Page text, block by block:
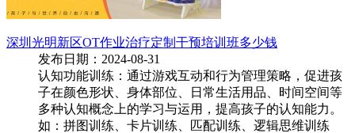
深圳光明新区OT作业治疗定制干预培训班多少钱
发布日期：2024-08-31
认知功能训练：通过游戏互动和行为管理策略，促进孩
子在颜色形状、身体部位、日常生活用品、时间空间等
多种认知概念上的学习与运用，提高孩子的认知能力。
如：拼图训练、卡片训练、匹配训练、逻辑思维训练